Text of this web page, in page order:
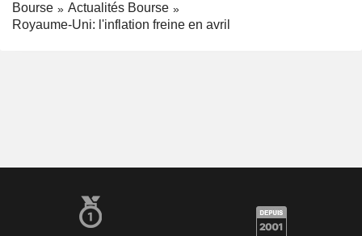
Bourse
Actualités Bourse
Royaume-Uni: l'inflation freine en avril